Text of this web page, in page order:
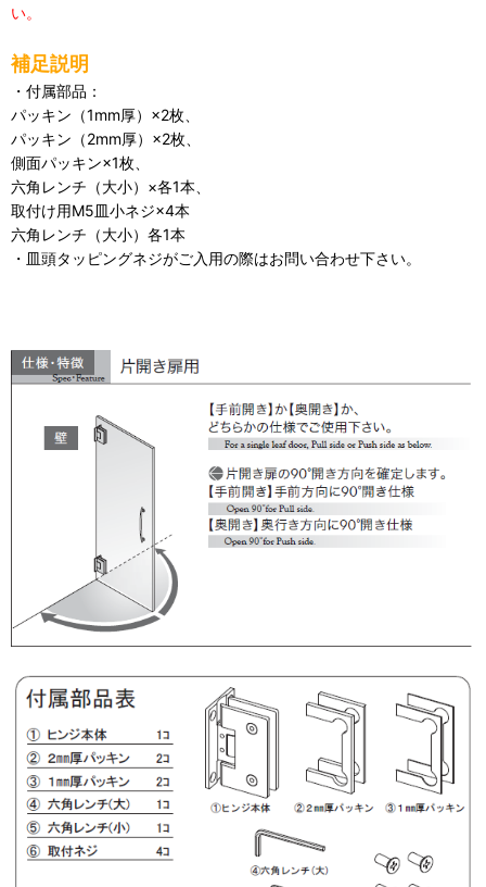
い。
補足説明
・付属部品：
パッキン（1mm厚）×2枚、
パッキン（2mm厚）×2枚、
側面パッキン×1枚、
六角レンチ（大小）×各1本、
取付け用M5皿小ネジ×4本
六角レンチ（大小）各1本
・皿頭タッピングネジがご入用の際はお問い合わせ下さい。